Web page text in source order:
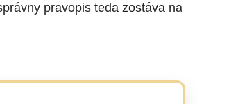
pravopis teda zostáva na